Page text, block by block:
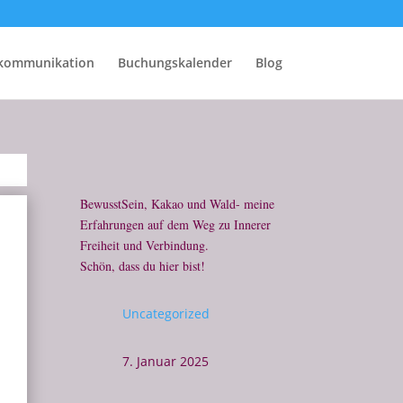
Buchungskalender Blog
BewusstSein, Kakao und Wald- meine
Erfahrungen auf dem Weg zu Innerer
Freiheit und Verbindung.
Schön, dass du hier bist!
Uncategorized
7. Januar 2025